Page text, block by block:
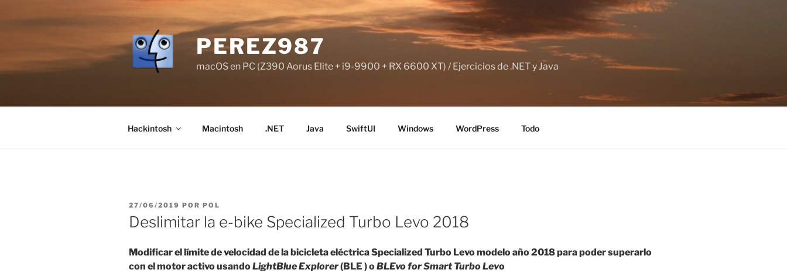
PEREZ987
macOS en PC (Z390 Aorus Elite + i9-9900 + RX 6600 XT) / Ejercicios de .NET y Java
Hackintosh Macintosh .NET Java SwiftUI Windows WordPress Todo
PUBLICADO
EL
27/06/2019 POR POL
Deslimitar la e-bike Specialized Turbo Levo 2018
Modificar el límite de velocidad de la bicicleta eléctrica Specialized Turbo Levo modelo año 2018 para poder superarlo
con el motor activo usandoLightBlue Explorer(BLE ) oBLEvo for Smart Turbo Levo